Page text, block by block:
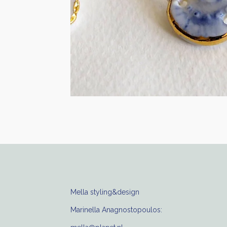
Mella styling&design
Marinella Anagnostopoulos: